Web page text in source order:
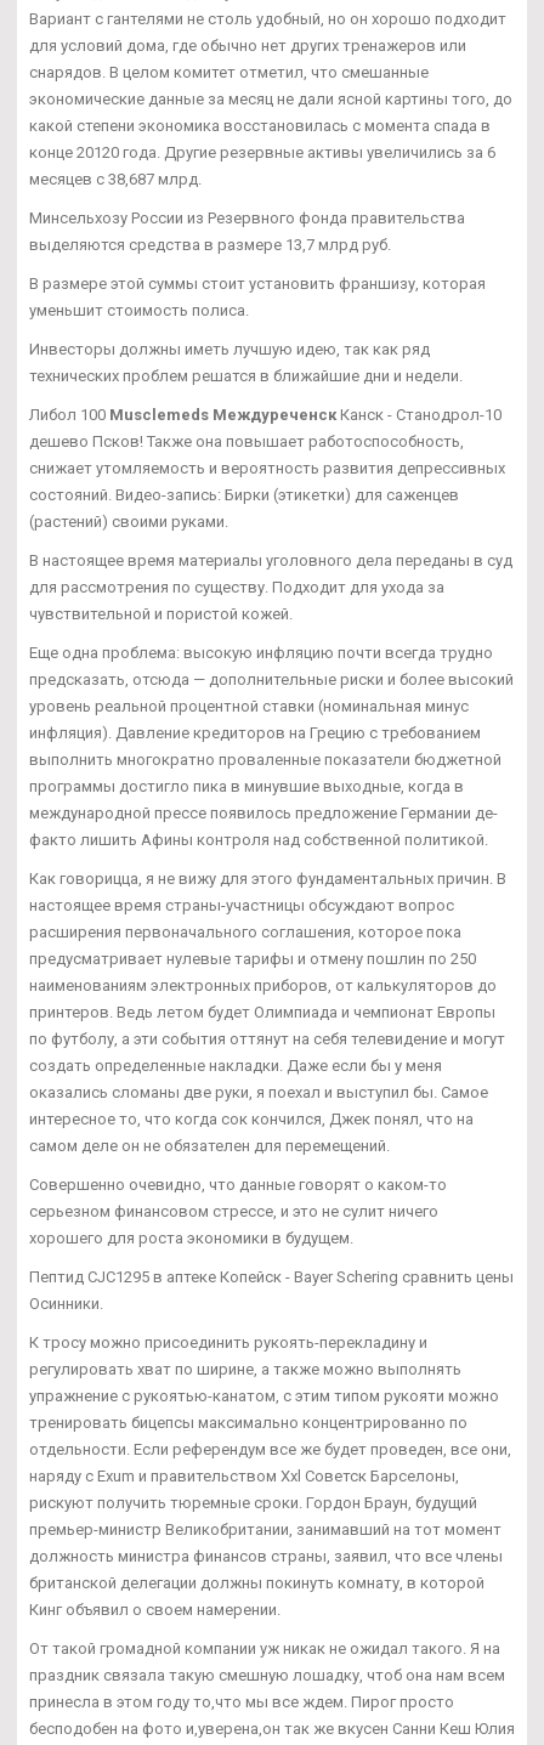
Вариант с гантелями не столь удобный, но он хорошо подходит
для условий дома, где обычно нет других тренажеров или
снарядов. В целом комитет отметил, что смешанные
экономические данные за месяц не дали ясной картины того, до
какой степени экономика восстановилась с момента спада в
конце 20120 года. Другие резервные активы увеличились за 6
месяцев с 38,687 млрд.
Минсельхозу России из Резервного фонда правительства
выделяются средства в размере 13,7 млрд руб.
В размере этой суммы стоит установить франшизу, которая
уменьшит стоимость полиса.
Инвесторы должны иметь лучшую идею, так как ряд
технических проблем решатся в ближайшие дни и недели.
Либол 100 Musclemeds МеждуреченскКанск - Станодрол-10
дешево Псков! Также она повышает работоспособность,
снижает утомляемость и вероятность развития депрессивных
состояний. Видео-запись: Бирки (этикетки) для саженцев
(растений) своими руками.
В настоящее время материалы уголовного дела переданы в суд
для рассмотрения по существу. Подходит для ухода за
чувствительной и пористой кожей.
Еще одна проблема: высокую инфляцию почти всегда трудно
предсказать, отсюда — дополнительные риски и более высокий
уровень реальной процентной ставки (номинальная минус
инфляция). Давление кредиторов на Грецию с требованием
выполнить многократно проваленные показатели бюджетной
программы достигло пика в минувшие выходные, когда в
международной прессе появилось предложение Германии де-
факто лишить Афины контроля над собственной политикой.
Как говорицца, я не вижу для этого фундаментальных причин. В
настоящее время страны-участницы обсуждают вопрос
расширения первоначального соглашения, которое пока
предусматривает нулевые тарифы и отмену пошлин по 250
наименованиям электронных приборов, от калькуляторов до
принтеров. Ведь летом будет Олимпиада и чемпионат Европы
по футболу, а эти события оттянут на себя телевидение и могут
создать определенные накладки. Даже если бы у меня
оказались сломаны две руки, я поехал и выступил бы. Самое
интересное то, что когда сок кончился, Джек понял, что на
самом деле он не обязателен для перемещений.
Совершенно очевидно, что данные говорят о каком-то
серьезном финансовом стрессе, и это не сулит ничего
хорошего для роста экономики в будущем.
Пептид CJC1295 в аптеке Копейск - Bayer Schering сравнить цены
Осинники.
К тросу можно присоединить рукоять-перекладину и
регулировать хват по ширине, а также можно выполнять
упражнение с рукоятью-канатом, с этим типом рукояти можно
тренировать бицепсы максимально концентрированно по
отдельности. Если референдум все же будет проведен, все они,
наряду с Exum и правительством Xxl Советск Барселоны,
рискуют получить тюремные сроки. Гордон Браун, будущий
премьер-министр Великобритании, занимавший на тот момент
должность министра финансов страны, заявил, что все члены
британской делегации должны покинуть комнату, в которой
Кинг объявил о своем намерении.
От такой громадной компании уж никак не ожидал такого. Я на
праздник связала такую смешную лошадку, чтоб она нам всем
принесла в этом году то,что мы все ждем. Пирог просто
бесподобен на фото и,уверена,он так же вкусен Санни Кеш Юлия